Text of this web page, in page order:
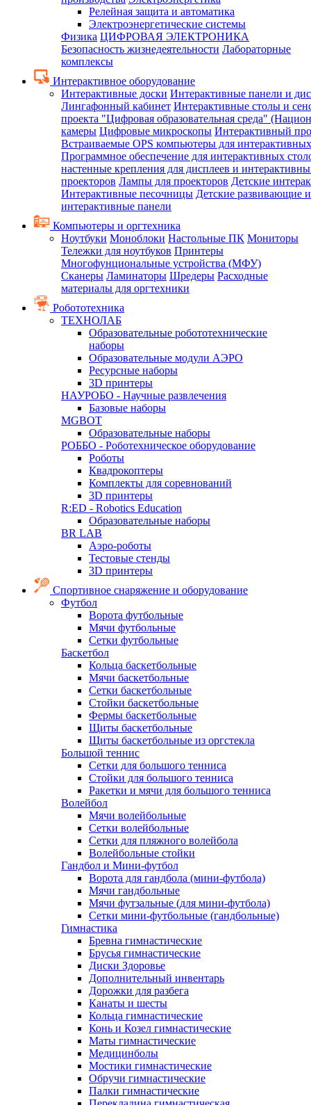
Релейная защита и автоматика
Электроэнергетические системы
Физика ЦИФРОВАЯ ЭЛЕКТРОНИКА
Безопасность жизнедеятельности Лабораторные
комплексы
Интерактивное оборудование
Интерактивные доски Интерактивные панели и
Лингафонный кабинет Интерактивные столы и
проекта "Цифровая образовательная среда"
камеры Цифровые микроскопы Интерактивный
Встраиваемые OPS компьютеры для
Программное обеспечение для интерактивных
настенные крепления для дисплеев и
проекторов Лампы для проекторов Детские
Интерактивные песочницы Детские развивающие
интерактивные панели
Компьютеры и оргтехника
Ноутбуки Моноблоки Настольные ПК Мониторы
Тележки для ноутбуков Принтеры
Многофунциональные устройства (МФУ)
Сканеры Ламинаторы Шредеры Расходные
материалы для оргтехники
Робототехника
ТЕХНОЛАБ
Образовательные робототехнические
наборы
Образовательные модули АЭРО
Ресурсные наборы
3D принтеры
НАУРОБО - Научные развлечения
Базовые наборы
MGBOT
Образовательные наборы
РОББО - Роботехническое оборудование
Роботы
Квадрокоптеры
Комплекты для соревнований
3D принтеры
R:ED - Robotics Education
Образовательные наборы
BR LAB
Аэро-роботы
Тестовые стенды
3D принтеры
Спортивное снаряжение и оборудование
Футбол
Ворота футбольные
Мячи футбольные
Сетки футбольные
Баскетбол
Кольца баскетбольные
Мячи баскетбольные
Сетки баскетбольные
Стойки баскетбольные
Фермы баскетбольные
Щиты баскетбольные
Щиты баскетбольные из оргстекла
Большой теннис
Сетки для большого тенниса
Стойки для большого тенниса
Ракетки и мячи для большого тенниса
Волейбол
Мячи волейбольные
Сетки волейбольные
Сетки для пляжного волейбола
Волейбольные стойки
Гандбол и Мини-футбол
Ворота для гандбола (мини-футбола)
Мячи гандбольные
Мячи футзальные (для мини-футбола)
Сетки мини-футбольные (гандбольные)
Гимнастика
Бревна гимнастические
Брусья гимнастические
Диски Здоровье
Дополнительный инвентарь
Дорожки для разбега
Канаты и шесты
Кольца гимнастические
Конь и Козел гимнастические
Маты гимнастические
Медицинболы
Мостики гимнастические
Обручи гимнастические
Палки гимнастические